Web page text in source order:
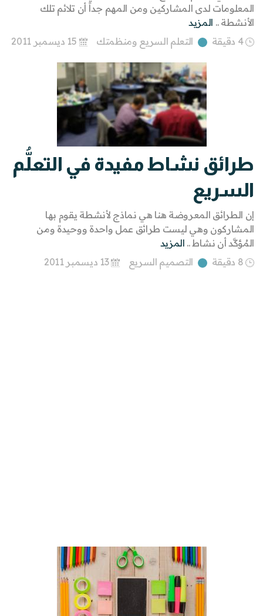
المعلومات لدى المشاركين ومن المهم جداً أن تلائم تلك
الأنشطة .. المزيد
4 دقيقة
التعلم السريع ومنظمتك
طرائق نشاط مفيدة في التعلُّم
السريع
إن الطرائق المعروضة هنا هي نماذج لأنشطة يقوم بها
المشاركون وهي ليست طرائق عمل واحدة ووحيدة ومن
المُؤكَّد أن نشاط .. المزيد
8 دقيقة
التصميم السريع 13 ديسمبر 2011